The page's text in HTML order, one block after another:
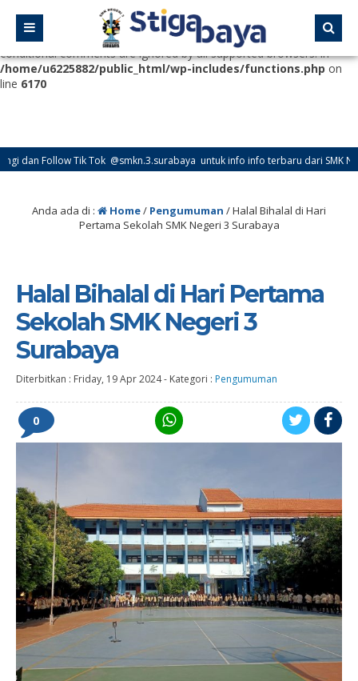
Deprecated
: Function WP_Dependencies->add_data() was called
with an argument that is
deprecated
since version 6.9.0! IE
conditional comments are ignored by all supported browsers. in
/home/u6225882/public_html/wp-includes/functions.php on
line 6170
Tik Tok @smkn.3.surabaya untuk info info terbaru dari SMK Negeri 3
Anda ada di : Home/ Pengumuman /Halal Bihalal di Hari
Pertama Sekolah SMK Negeri 3 Surabaya
Halal Bihalal di Hari Pertama
Sekolah SMK Negeri 3
Surabaya
Diterbitkan : Friday, 19 Apr 2024- Kategori : Pengumuman
0